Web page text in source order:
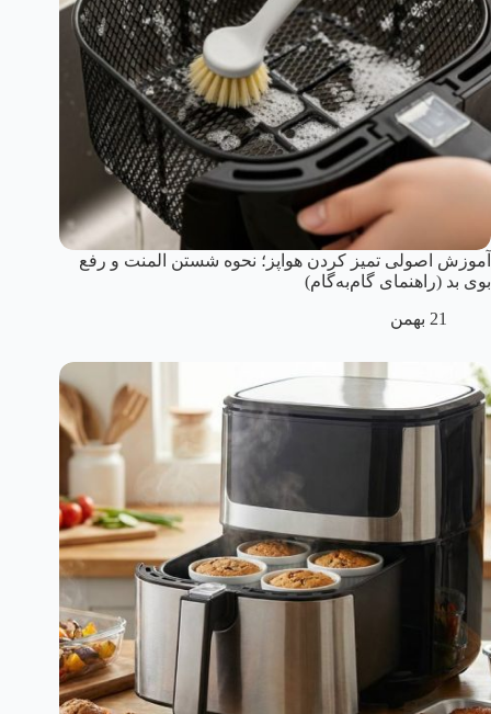
آموزش اصولی تمیز کردن هواپز؛ نحوه شستن المنت و رفع
بوی بد (راهنمای گام‌به‌گام)
21 بهمن